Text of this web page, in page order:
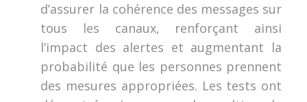
d’assurer la cohérence des messages sur
tous les canaux, renforçant ainsi
l’impact des alertes et augmentant la
probabilité que les personnes prennent
des mesures appropriées. Les tests ont